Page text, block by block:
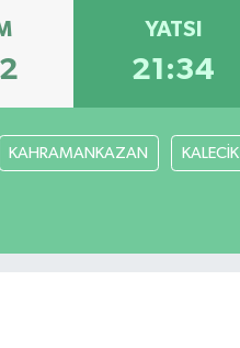
YATSI
21:34
KAHRAMANKAZAN KALECİK